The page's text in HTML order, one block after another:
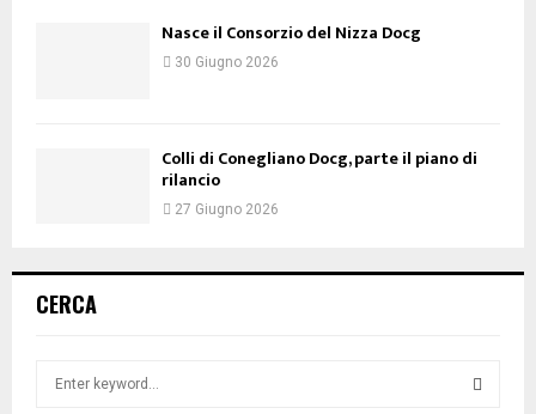
Nasce il Consorzio del Nizza Docg
30 Giugno 2026
Colli di Conegliano Docg, parte il piano di
rilancio
27 Giugno 2026
CERCA